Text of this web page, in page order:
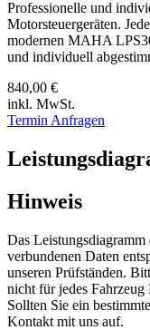
Professionelle und
Motorsteuergeräten.
modernen MAHA
und individuell
840,00 €
inkl. MwSt.
Termin Anfragen
Hinweis
Das Leistungsdiagramm
verbundenen Daten
unseren Prüfständen.
nicht für jedes Fahrzeug
Sollten Sie ein
Kontakt mit uns auf.